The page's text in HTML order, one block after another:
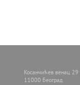
Косанчићев венац 29
11000 Београд